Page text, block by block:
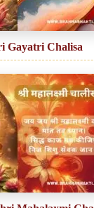
Gayatri Chalisa